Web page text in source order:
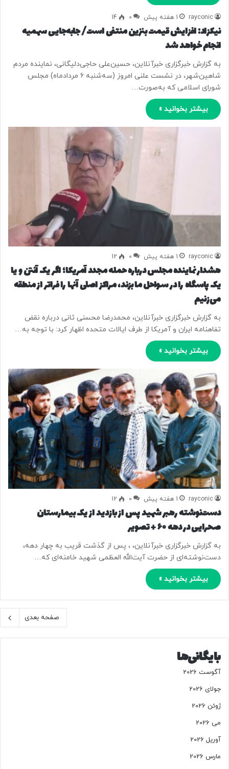
rayconic 1 هفته پیش 0
14
نیکزاد: افزایش قیمت بنزین منتفی است/ جابه‌جایی سهمیه
انجام خواهد شد
به گزارش خبرگزاری خبرآنلاین، حسین‌علی حاجی‌دلیگانی، نماینده مردم
شاهین‌شهر، در نشست علنی امروز (سه‌شنبه ۶ مردادماه) مجلس
شورای اسلامی که به‌صورت…
بیشتر بخوانید »
rayconic 1 هفته پیش 0
12
هشدار نماینده مجلس درباره حمله مجدد آمریکا؛ اگر یک آنتن و یا
یک پاسگاه را در سواحل ما بزند، مراکز اصلی آنها را فراتر از منطقه
می‌زنیم
به گزارش خبرگزاری خبرآنلاین، محمدرضا محسنی ثانی درباره نقض
تفاهنامه ایران و آمریکا از طرف ایالات متحده اظهار کرد: با توجه به…
بیشتر بخوانید »
rayconic 1 هفته پیش 0
12
دست‌نوشته رهبر شهید پس از بازدید از یک بیمارستان
صحرایی در دهه ۶۰ + تصویر
به گزارش خبرگزاری خبرآنلاین، ، پس از گذشت قریب به چهار دهه،
دست‌نوشته‌ای از حضرت آیت‌الله العظمی شهید خامنه‌ای که…
بیشتر بخوانید »
صفحه بعدی
بایگانی‌ها
آگوست 2026
جولای 2026
ژوئن 2026
می 2026
آوریل 2026
مارس 2026